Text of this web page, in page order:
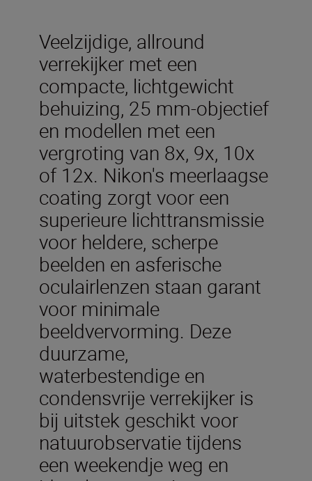
Veelzijdige, allround
verrekijker met een
compacte, lichtgewicht
behuizing, 25 mm-objectief
en modellen met een
vergroting van 8x, 9x, 10x
of 12x. Nikon's meerlaagse
coating zorgt voor een
superieure lichttransmissie
voor heldere, scherpe
beelden en asferische
oculairlenzen staan garant
voor minimale
beeldvervorming. Deze
duurzame,
waterbestendige en
condensvrije verrekijker is
bij uitstek geschikt voor
natuurobservatie tijdens
een weekendje weg en